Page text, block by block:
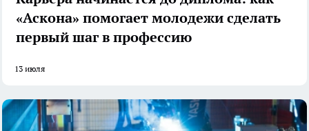
«Аскона» помогает молодежи сделать
первый шаг в профессию
13 июля